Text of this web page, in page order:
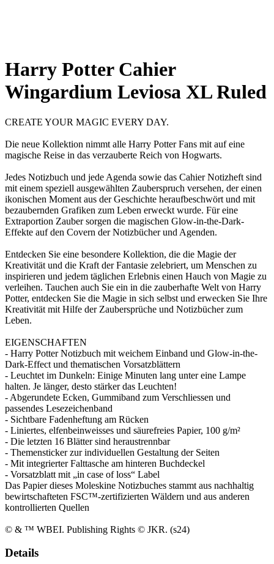
Harry Potter Cahier
Wingardium Leviosa XL Ruled
CREATE YOUR MAGIC EVERY DAY.
Die neue Kollektion nimmt alle Harry Potter Fans mit auf eine
magische Reise in das verzauberte Reich von Hogwarts.
Jedes Notizbuch und jede Agenda sowie das Cahier Notizheft sind
mit einem speziell ausgewählten Zauberspruch versehen, der einen
ikonischen Moment aus der Geschichte heraufbeschwört und mit
bezaubernden Grafiken zum Leben erweckt wurde. Für eine
Extraportion Zauber sorgen die magischen Glow-in-the-Dark-
Effekte auf den Covern der Notizbücher und Agenden.
Entdecken Sie eine besondere Kollektion, die die Magie der
Kreativität und die Kraft der Fantasie zelebriert, um Menschen zu
inspirieren und jedem täglichen Erlebnis einen Hauch von Magie zu
verleihen. Tauchen auch Sie ein in die zauberhafte Welt von Harry
Potter, entdecken Sie die Magie in sich selbst und erwecken Sie Ihre
Kreativität mit Hilfe der Zaubersprüche und Notizbücher zum
Leben.
EIGENSCHAFTEN
- Harry Potter Notizbuch mit weichem Einband und Glow-in-the-
Dark-Effect und thematischen Vorsatzblättern
- Leuchtet im Dunkeln: Einige Minuten lang unter eine Lampe
halten. Je länger, desto stärker das Leuchten!
- Abgerundete Ecken, Gummiband zum Verschliessen und
passendes Lesezeichenband
- Sichtbare Fadenheftung am Rücken
- Liniertes, elfenbeinweisses und säurefreies Papier, 100 g/m²
- Die letzten 16 Blätter sind heraustrennbar
- Themensticker zur individuellen Gestaltung der Seiten
- Mit integrierter Falttasche am hinteren Buchdeckel
- Vorsatzblatt mit „in case of loss“ Label
Das Papier dieses Moleskine Notizbuches stammt aus nachhaltig
bewirtschafteten FSC™-zertifizierten Wäldern und aus anderen
kontrollierten Quellen
© & ™ WBEI. Publishing Rights © JKR. (s24)
Details